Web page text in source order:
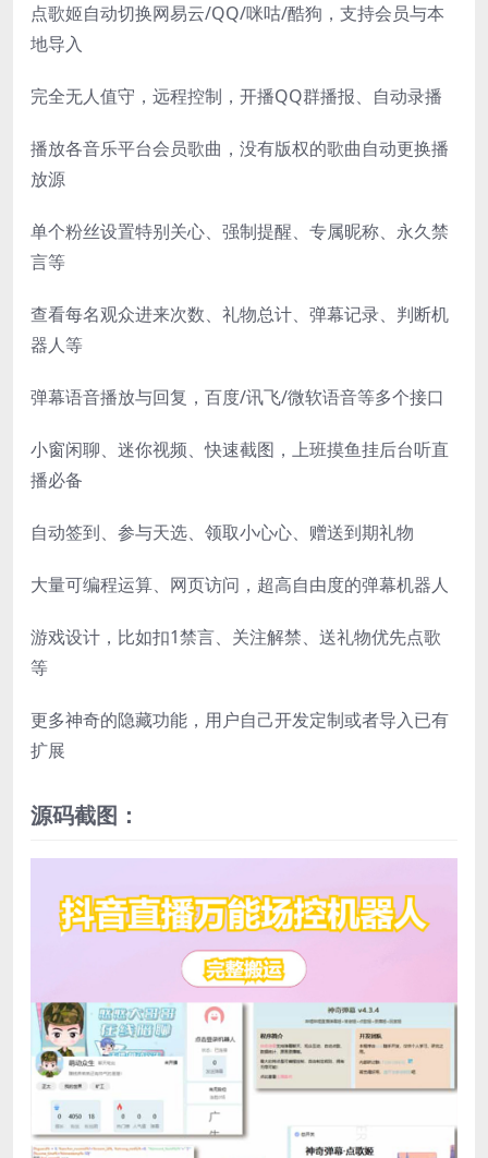
点歌姬自动切换网易云/QQ/咪咕/酷狗，支持会员与本
地导入
完全无人值守，远程控制，开播QQ群播报、自动录播
播放各音乐平台会员歌曲，没有版权的歌曲自动更换播
放源
单个粉丝设置特别关心、强制提醒、专属昵称、永久禁
言等
查看每名观众进来次数、礼物总计、弹幕记录、判断机
器人等
弹幕语音播放与回复，百度/讯飞/微软语音等多个接口
小窗闲聊、迷你视频、快速截图，上班摸鱼挂后台听直
播必备
自动签到、参与天选、领取小心心、赠送到期礼物
大量可编程运算、网页访问，超高自由度的弹幕机器人
游戏设计，比如扣1禁言、关注解禁、送礼物优先点歌
等
更多神奇的隐藏功能，用户自己开发定制或者导入已有
扩展
源码截图：